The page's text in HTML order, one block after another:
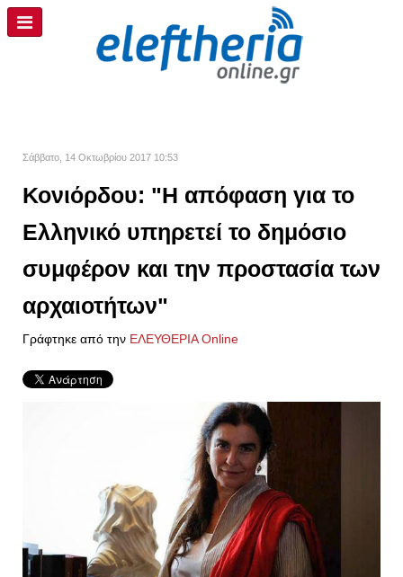
Σάββατο, 14 Οκτωβρίου 2017 10:53
Κονιόρδου: "Η απόφαση για το
Ελληνικό υπηρετεί το δημόσιο
συμφέρον και την προστασία των
αρχαιοτήτων"
Γράφτηκε από την ΕΛΕΥΘΕΡΙΑ Online